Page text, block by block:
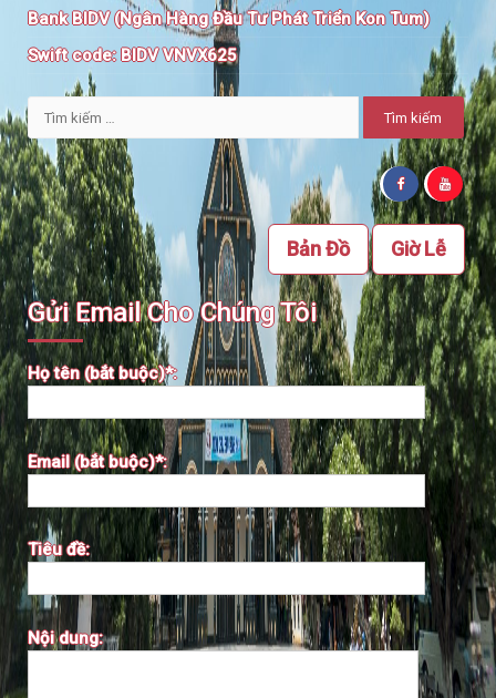
Bank BIDV (Ngân Hàng Đầu Tư Phát Triển Kon Tum)
Swift code:BIDV VNVX625
Tìm
kiếm
cho:
Giờ Lễ
Bản Đồ
Gửi Email Cho Chúng Tôi
Họ tên (bắt buộc)*:
Email (bắt buộc)*:
Tiêu đề:
Nội dung: